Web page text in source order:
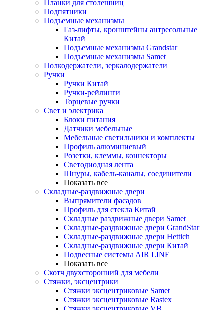
Планки для столешниц
Подпятники
Подъемные механизмы
Газ-лифты, кронштейны антресольные
Китай
Подъемные механизмы Grandstar
Подъемные механизмы Samet
Полкодержатели, зеркалодержатели
Ручки
Ручки Китай
Ручки-рейлинги
Торцевые ручки
Свет и электрика
Блоки питания
Датчики мебельные
Мебельные светильники и комплекты
Профиль алюминиевый
Розетки, клеммы, коннекторы
Светодиодная лента
Шнуры, кабель-каналы, соединители
Показать все
Складные-раздвижные двери
Выпрямители фасадов
Профиль для стекла Китай
Складные раздвижные двери Samet
Складные-раздвижные двери GrandStar
Складные-раздвижные двери Hettich
Складные-раздвижные двери Китай
Подвесные системы AIR LINE
Показать все
Скотч двухсторонний для мебели
Стяжки, эксцентрики
Cтяжки эксцентриковые Samet
Стяжки эксцентриковые Rastex